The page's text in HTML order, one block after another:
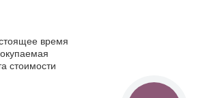
время
стоимости